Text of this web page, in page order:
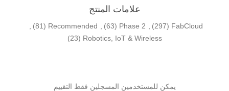
علامات المنتج
FabCloud
(297)
Phase 2
(63)
Recommended
(81)
Robotics, IoT & Wireless
(23)
يمكن للمستخدمين المسجلين فقط التقييم